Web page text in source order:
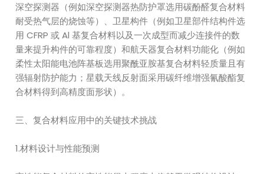
深空探测器（例如深空探测器热防护罩选用碳酚醛复合材料
耐受热气层的烧蚀等）、卫星构件（例如卫星部件结构件选
用 CFRP 或 Al 基复合材料以及一次成型而减少连接件的数
量来提升构件的可靠程度）和航天器复合材料功能化（例如
柔性太阳能电池阵基板选用聚酰亚胺基复合材料轻质量且有
强辐射防护能力；星载天线反射面采用碳纤维增强氰酸酯复
合材料得到高精度面形状）。
三、复合材料应用中的关键技术挑战
1.材料设计与性能预测